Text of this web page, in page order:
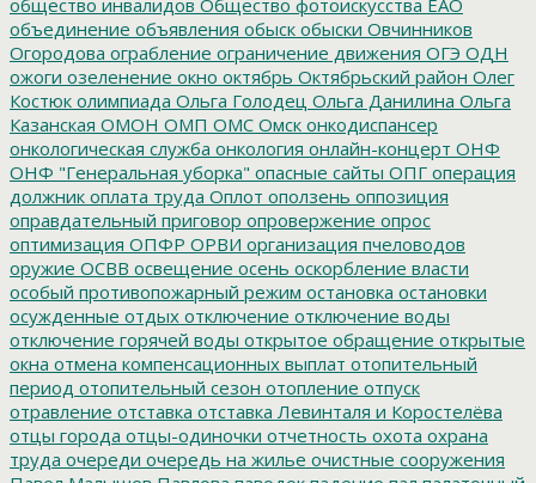
объединение объявления обыск обыски Овчинников
Огородова ограбление ограничение движения ОГЭ ОДН
ожоги озеленение окно октябрь Октябрьский район Олег
Костюк олимпиада Ольга Голодец Ольга Данилина Ольга
Казанская ОМОН ОМП ОМС Омск онкодиспансер
онкологическая служба онкология онлайн-концерт ОНФ
ОНФ "Генеральная уборка" опасные сайты ОПГ операция
должник оплата труда Оплот оползень оппозиция
оправдательный приговор опровержение опрос
оптимизация ОПФР ОРВИ организация пчеловодов
оружие ОСВВ освещение осень оскорбление власти
особый противопожарный режим остановка остановки
осужденные отдых отключение отключение воды
отключение горячей воды открытое обращение открытые
окна отмена компенсационных выплат отопительный
период отопительный сезон отопление отпуск
отравление отставка отставка Левинталя и Коростелёва
отцы города отцы-одиночки отчетность охота охрана
труда очереди очередь на жилье очистные сооружения